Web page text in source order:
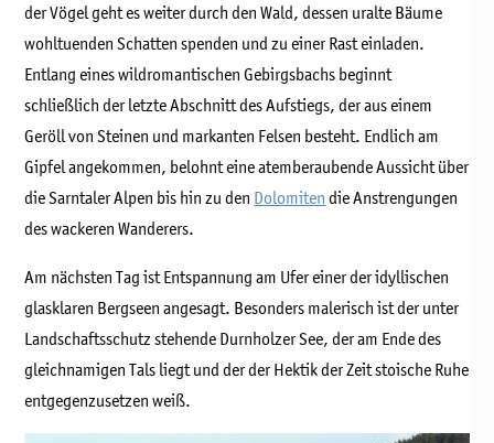
der Vögel geht es weiter durch den Wald, dessen uralte Bäume
wohltuenden Schatten spenden und zu einer Rast einladen.
Entlang eines wildromantischen Gebirgsbachs beginnt
schließlich der letzte Abschnitt des Aufstiegs, der aus einem
Geröll von Steinen und markanten Felsen besteht. Endlich am
Gipfel angekommen, belohnt eine atemberaubende Aussicht über
die Sarntaler Alpen bis hin zu den Dolomiten die Anstrengungen
des wackeren Wanderers.
Am nächsten Tag ist Entspannung am Ufer einer der idyllischen
glasklaren Bergseen angesagt. Besonders malerisch ist der unter
Landschaftsschutz stehende Durnholzer See, der am Ende des
gleichnamigen Tals liegt und der der Hektik der Zeit stoische Ruhe
entgegenzusetzen weiß.